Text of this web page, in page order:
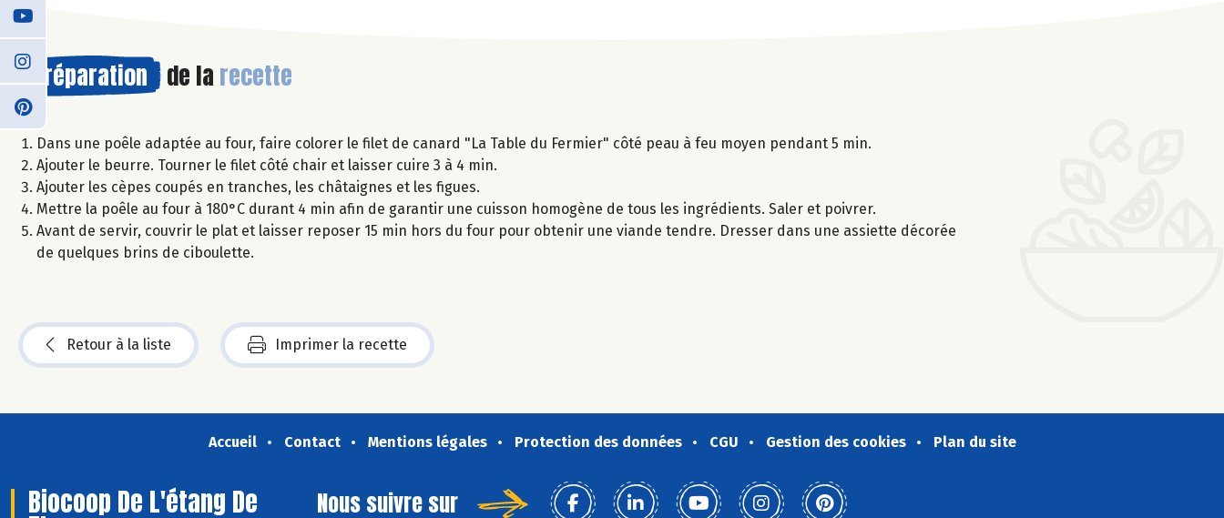
Préparation de la recette
Dans une poêle adaptée au four, faire colorer le filet de canard "La Table du Fermier" côté peau à feu moyen pendant 5 min.
Ajouter le beurre. Tourner le filet côté chair et laisser cuire 3 à 4 min.
Ajouter les cèpes coupés en tranches, les châtaignes et les figues.
Mettre la poêle au four à 180°C durant 4 min afin de garantir une cuisson homogène de tous les ingrédients. Saler et poivrer.
Avant de servir, couvrir le plat et laisser reposer 15 min hors du four pour obtenir une viande tendre. Dresser dans une assiette décorée
de quelques brins de ciboulette.
Retour à la liste Imprimer la recette
Accueil Contact Mentions légales Protection des données CGU Gestion des cookies Plan du site
Biocoop De L'étang De Nous suivre sur